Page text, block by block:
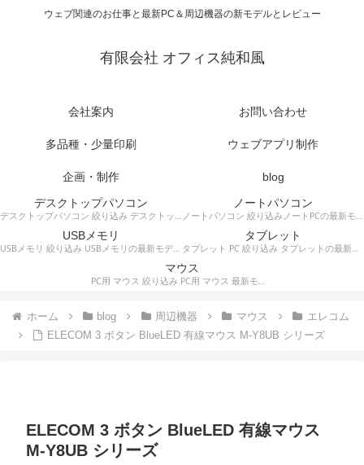
ウェブ関連のお仕事と最新PC＆周辺機器の新モデルとレビュー
有限会社 オフィス純和風
会社案内 お問い合わせ
多品種・少量印刷 ウェブアプリ制作
企画・制作
blog
デスクトップパソコン
デスクトップパソコン 絞り込み デスクトップPCの最新モデルやスペック・仕様に関する情報。
ノートパソコン
ノートパソコン 絞り込みノートPCの最新モデルやスペック・仕様に関する情報。
USBメモリ
USBメモリ 絞り込み USBメモリの最新モデルやスペック・仕様に関する情報。
タブレット
タブレット PC 絞り込み タブレットの最新モデルやスペック・仕様に関する情報。
マウス
PC用 マウス 絞り込み PC用 マウス 最新モデルやスペック・仕様に関する情報。ワイヤレスマウス、有線マウス、接続タイプなど。
ホーム blog 周辺機器 マウス
エレコム
ELECOM 3 ボタン BlueLED 有線マウス M-Y8UB シリーズ
ELECOM 3 ボタン BlueLED 有線マウス
M-Y8UB シリーズ